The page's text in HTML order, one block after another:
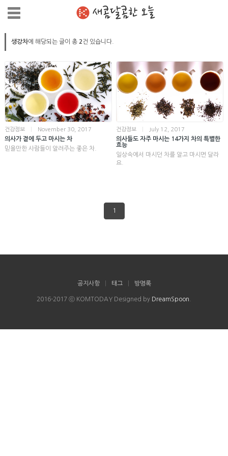
새콤달콤한 오늘
생강차에 해당되는 글이 총 2건 있습니다.
건강정보 November 30, 2017
의사가 곁에 두고 마시는 차
믿을만한 사람들이 알려주는 좋은 차.
건강정보 July 12, 2017
의사들도 자주 마시는 14가지 차의 특별한
효능
일상속에서 마시던 차를 알고 마시면 달라
요.
1
공지사항 태그 방명록
2016-2017 ⓒ KOMTODAY Designed by DreamSpoon